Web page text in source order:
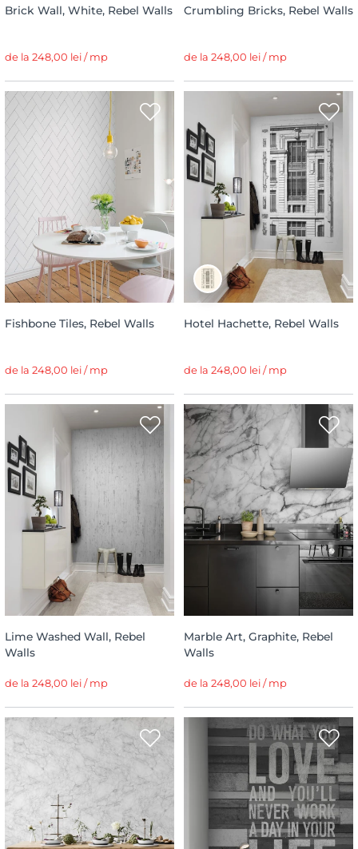
Brick Wall, White, Rebel Walls
de la 248,00 lei / mp
Crumbling Bricks, Rebel Walls
de la 248,00 lei / mp
Fishbone Tiles, Rebel Walls
de la 248,00 lei / mp
Hotel Hachette, Rebel Walls
de la 248,00 lei / mp
Lime Washed Wall, Rebel
Walls
de la 248,00 lei / mp
Marble Art, Graphite, Rebel
Walls
de la 248,00 lei / mp